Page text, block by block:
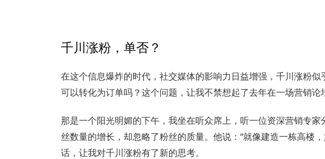
千川涨粉，单否？
在这个信息爆炸的时代，社交媒体的影响力日益增强，千川涨粉
可以转化为订单吗？这个问题，让我不禁想起了去年在一场营销论
那是一个阳光明媚的下午，我坐在听众席上，听一位资深营销专
丝数量的增长，却忽略了粉丝的质量。他说：“就像建造一栋高楼
话，让我对千川涨粉有了新的思考。